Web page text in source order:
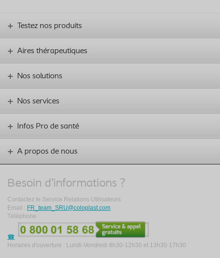
Testez nos produits
Aires thérapeutiques
Nos solutions
Nos services
Infos Pro de santé
A propos de nous
Besoin d'informations ?
Contactez le Service Relations Utilisateurs
Email : FR_team_SRU@coloplast.com
Téléphone :
Horaires d'ouverture : Lundi-Vendredi 8h30-12h30 et 13h30-17h30